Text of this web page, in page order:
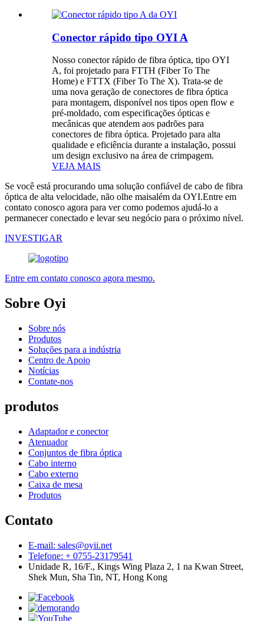
Conector rápido tipo OYI A
Nosso conector rápido de fibra óptica, tipo OYI
A, foi projetado para FTTH (Fiber To The
Home) e FTTX (Fiber To The X). Trata-se de
uma nova geração de conectores de fibra óptica
para montagem, disponível nos tipos open flow e
pré-moldado, com especificações ópticas e
mecânicas que atendem aos padrões para
conectores de fibra óptica. Projetado para alta
qualidade e eficiência durante a instalação, possui
um design exclusivo na área de crimpagem.
VEJA MAIS
Se você está procurando uma solução confiável de cabo de fibra
óptica de alta velocidade, não olhe maisalém da OYI.Entre em
contato conosco agora para ver como podemos ajudá-lo a
permanecer conectado e levar seu negócio para o próximo nível.
INVESTIGAR
Entre em contato conosco agora mesmo.
Sobre Oyi
Sobre nós
Produtos
Soluções para a indústria
Centro de Apoio
Notícias
Contate-nos
produtos
Adaptador e conector
Atenuador
Conjuntos de fibra óptica
Cabo interno
Cabo externo
Caixa de mesa
Produtos
Contato
E-mail: sales@oyii.net
Telefone: + 0755-23179541
Unidade R, 16/F., Kings Wing Plaza 2, 1 na Kwan Street,
Shek Mun, Sha Tin, NT, Hong Kong